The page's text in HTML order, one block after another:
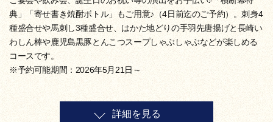
典」「寄せ書き焼酎ボトル」もご用意♪（4日前迄のご予約）。刺身4
種盛合せや馬刺し3種盛合せ、はかた地どりの手羽先唐揚げと長崎い
わしん棒や鹿児島黒豚とんこつスープしゃぶしゃぶなどが楽しめる
コースです。
※予約可能期間：2026年5月21日～
詳細を見る